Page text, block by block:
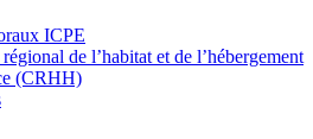
ICPE
de l’habitat et de l’hébergement
(CRHH)